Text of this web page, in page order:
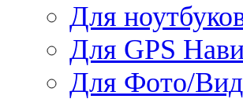
Для
Для GPS
Для Фото/